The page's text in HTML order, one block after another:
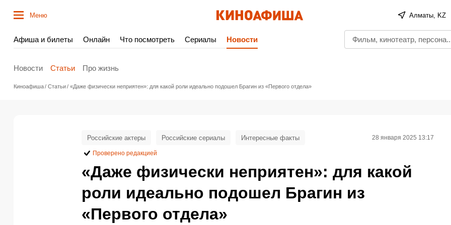
Меню Алматы, KZ
Афиша и билеты Онлайн Что посмотреть Сериалы Новости
Новости Статьи Про жизнь
Киноафиша Статьи «Даже физически неприятен»: для какой роли идеально подошел Брагин из «Первого отдела»
«Даже физически неприятен»: для какой
роли идеально подошел Брагин из
«Первого отдела»
Российские актеры Российские сериалы Интересные факты 28 января 2025 13:17
Проверено редакцией